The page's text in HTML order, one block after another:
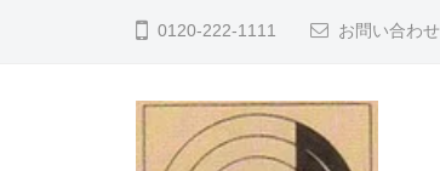
0120-222-1111 お問い合わせ